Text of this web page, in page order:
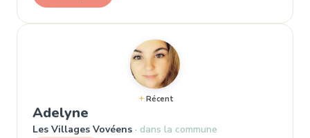
Récent
Adelyne
Les Villages Vovéens dans la commune